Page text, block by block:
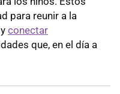
para reunir a la
conectar
que, en el día a